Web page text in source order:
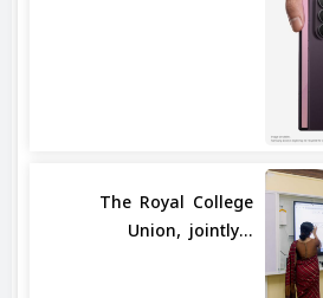
The Royal College
Union, jointly...